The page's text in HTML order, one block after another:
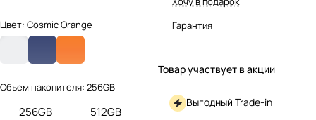
Цвет: Cosmic Orange
Объем накопителя: 256GB
256GB
512GB
Гарантия
Товар участвует в акции
Выгодный Trade-in